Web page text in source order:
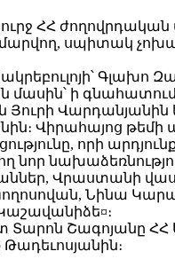
ՀՀ
սպիտակ
Գլախո
ի գնահատում
Վարդանյանին
Վիրահայոց թեմի
որի
նոր
Վրաստանի
Նինա
Շագոյանը ՀՀ